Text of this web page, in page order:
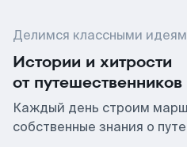
Делимся классными
Истории и хитрости
от путешественников
Каждый день строим
собственные знания о